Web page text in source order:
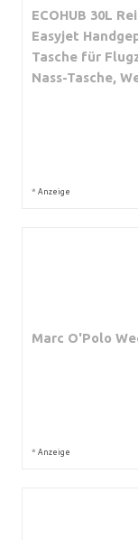
ECOHUB 30L
Easyjet
Tasche für
Nass-Tasche,
* Anzeige
Marc O'Polo
* Anzeige